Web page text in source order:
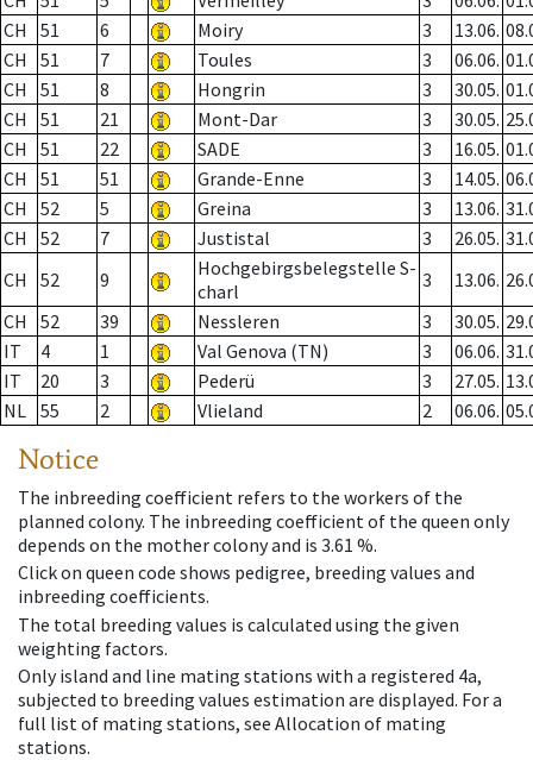
CH
51 6 Moiry 3 13.06.
CH
51 7 Toules 3 06.06.
CH
51 8 Hongrin 3 30.05.
CH
51 21 Mont-Dar 3 30.05.
CH
51 22 SADE 3 16.05.
CH
51 51 Grande-Enne 3 14.05.
CH
52 5 Greina 3 13.06.
CH
52 7 Justistal 3 26.05.
CH
52 9
Hochgebirgsbelegstelle S-
charl
3 13.06.
CH
52 39 Nessleren 3 30.05.
IT
4 1 Val Genova (TN) 3 06.06.
IT
20 3 Pederü 3 27.05.
NL 55 2 Vlieland 2 06.06.
Notice
The inbreeding coefficient refers to the workers of the
planned colony. The inbreeding coefficient of the queen only
depends on the mother colony and is 3.61 %.
Click on queen code shows pedigree, breeding values and
inbreeding coefficients.
The total breeding values is calculated using the given
weighting factors.
Only island and line mating stations with a registered 4a,
subjected to breeding values estimation are displayed. For a
full list of mating stations, see Allocation of mating
stations.